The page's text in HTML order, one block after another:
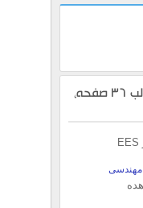
آموزش نرم افزار EES - در قالب 36 صفحه،
مهندسی